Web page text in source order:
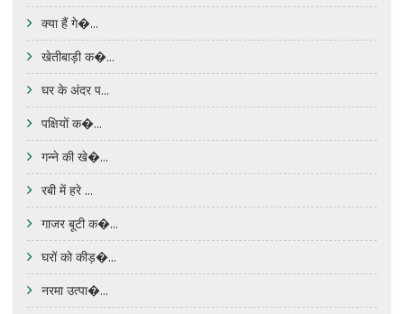
क्या हैं गे�...
खेतीबाड़ी क�...
घर के अंदर प...
पक्षियों क�...
गन्ने की खे�...
रबी में हरे ...
गाजर बूटी क�...
घरों को कीड़�...
नरमा उत्पा�...